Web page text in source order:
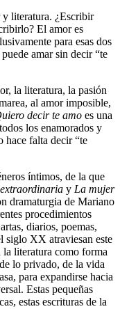
literatura. ¿Escribir
El amor es
para esas dos
amar sin decir “te
la literatura, la pasión
al amor imposible,
decir te amo es una
los enamorados y
hace falta decir “te
íntimos, de la que
y La mujer
dramaturgia de Mariano
procedimientos
diarios, poemas,
siglo XX atraviesan este
la literatura como forma
lo privado, de la vida
para expandirse hacia
Estas pequeñas
estas escrituras de la